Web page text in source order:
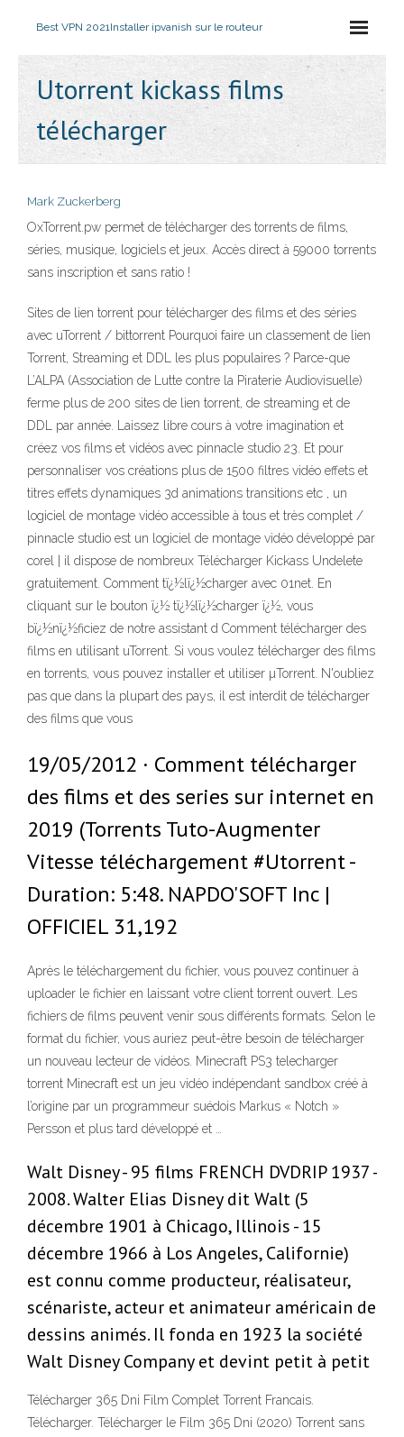
Best VPN 2021Installer ipvanish sur le routeur
Utorrent kickass films
télécharger
Mark Zuckerberg
OxTorrent.pw permet de télécharger des torrents de films,
séries, musique, logiciels et jeux. Accès direct à 59000 torrents
sans inscription et sans ratio !
Sites de lien torrent pour télécharger des films et des séries
avec uTorrent / bittorrent Pourquoi faire un classement de lien
Torrent, Streaming et DDL les plus populaires ? Parce-que
L’ALPA (Association de Lutte contre la Piraterie Audiovisuelle)
ferme plus de 200 sites de lien torrent, de streaming et de
DDL par année. Laissez libre cours à votre imagination et
créez vos films et vidéos avec pinnacle studio 23. Et pour
personnaliser vos créations plus de 1500 filtres vidéo effets et
titres effets dynamiques 3d animations transitions etc , un
logiciel de montage vidéo accessible à tous et très complet /
pinnacle studio est un logiciel de montage vidéo développé par
corel | il dispose de nombreux Télécharger Kickass Undelete
gratuitement. Comment tï¿½lï¿½charger avec 01net. En
cliquant sur le bouton ï¿½ tï¿½lï¿½charger ï¿½, vous
bï¿½nï¿½ficiez de notre assistant d Comment télécharger des
films en utilisant uTorrent. Si vous voulez télécharger des films
en torrents, vous pouvez installer et utiliser µTorrent. N'oubliez
pas que dans la plupart des pays, il est interdit de télécharger
des films que vous
19/05/2012 · Comment télécharger
des films et des series sur internet en
2019 (Torrents Tuto-Augmenter
Vitesse téléchargement #Utorrent -
Duration: 5:48. NAPDO'SOFT Inc |
OFFICIEL 31,192
Après le téléchargement du fichier, vous pouvez continuer à
uploader le fichier en laissant votre client torrent ouvert. Les
fichiers de films peuvent venir sous différents formats. Selon le
format du fichier, vous auriez peut-être besoin de télécharger
un nouveau lecteur de vidéos. Minecraft PS3 telecharger
torrent Minecraft est un jeu vidéo indépendant sandbox créé à
l’origine par un programmeur suédois Markus « Notch »
Persson et plus tard développé et …
Walt Disney - 95 films FRENCH DVDRIP 1937 -
2008. Walter Elias Disney dit Walt (5
décembre 1901 à Chicago, Illinois - 15
décembre 1966 à Los Angeles, Californie)
est connu comme producteur, réalisateur,
scénariste, acteur et animateur américain de
dessins animés. Il fonda en 1923 la société
Walt Disney Company et devint petit à petit
Télécharger 365 Dni Film Complet Torrent Francais.
Télécharger. Télécharger le Film 365 Dni (2020) Torrent sans